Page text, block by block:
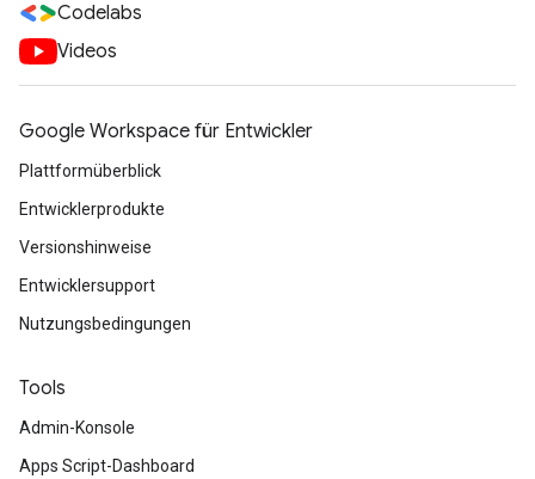
Codelabs
Videos
Google Workspace für Entwickler
Plattformüberblick
Entwicklerprodukte
Versionshinweise
Entwicklersupport
Nutzungsbedingungen
Tools
Admin-Konsole
Apps Script-Dashboard